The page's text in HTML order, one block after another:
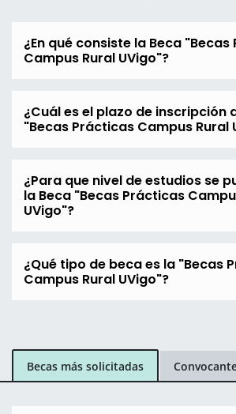
¿En qué consiste la Beca
Campus Rural UVigo"?
¿Cuál es el plazo de inscripción
"Becas Prácticas Campus Rural
¿Para que nivel de estudios se
la Beca "Becas Prácticas
UVigo"?
¿Qué tipo de beca es la "Becas
Campus Rural UVigo"?
Becas más solicitadas